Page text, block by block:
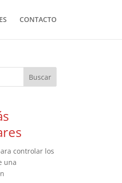
CONTACTO
controlar los
una